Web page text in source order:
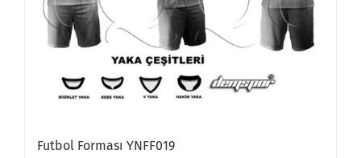
Futbol Forması YNFF019